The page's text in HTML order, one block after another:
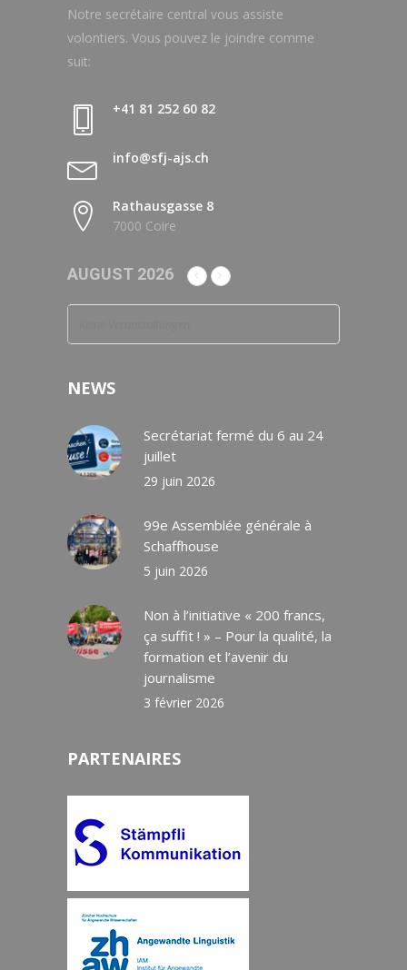
Notre secrétaire central vous assiste
volontiers. Vous pouvez le joindre comme
suit:
+41 81 252 60 82
info@sfj-ajs.ch
Rathausgasse 8
7000 Coire
AUGUST 2026
NEWS
Secrétariat fermé du 6 au 24
juillet
29 juin 2026
99e Assemblée générale à
Schaffhouse
5 juin 2026
Non à l’initiative « 200 francs,
ça suffit ! » – Pour la qualité, la
formation et l’avenir du
journalisme
3 février 2026
PARTENAIRES